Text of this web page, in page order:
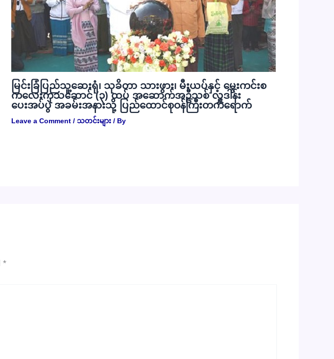
မြင်းခြံပြည်သူ့ဆေးရုံ၊ သုခိတာ သားဖွား၊ မီးယပ်နှင့် မွေးကင်းစ
ကလေးကုသဆောင် (၃) ထပ် အဆောက်အဦသစ် လှူဒါန်း
ပေးအပ်ပွဲ အခမ်းအနားသို့ ပြည်ထောင်စုဝန်ကြီးတက်ရောက်
Leave a Comment / သတင်းများ/ By
*